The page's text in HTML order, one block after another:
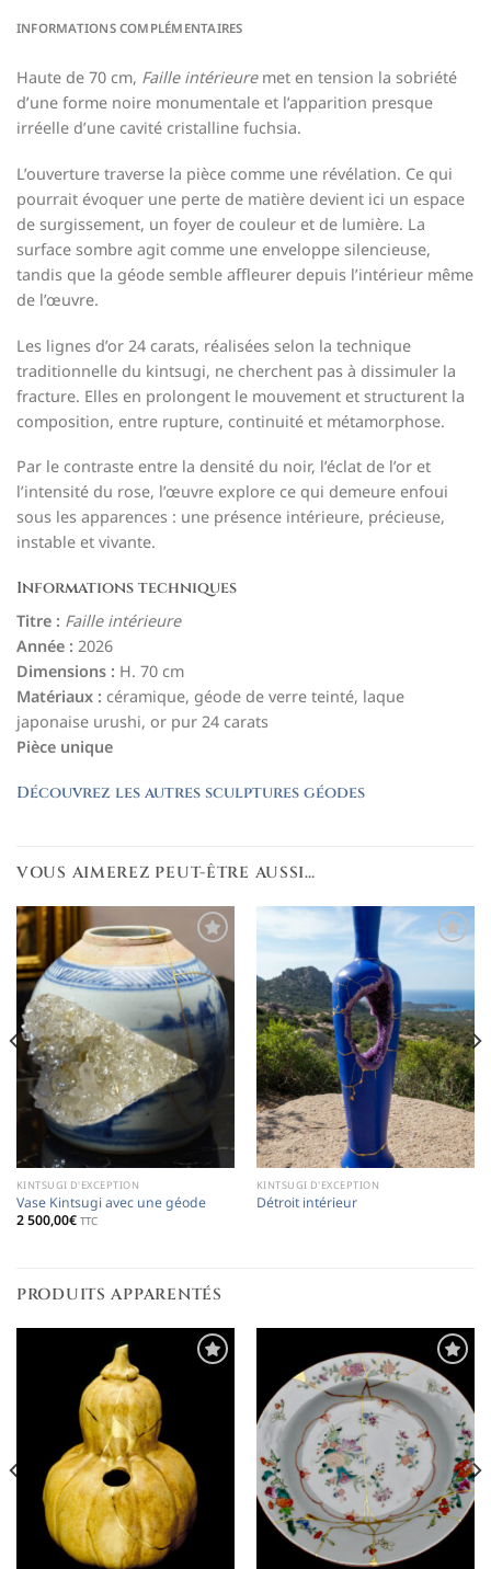
INFORMATIONS COMPLÉMENTAIRES
Haute de 70 cm, Faille intérieuremet en tension la sobriété
d’une forme noire monumentale et l’apparition presque
irréelle d’une cavité cristalline fuchsia.
L’ouverture traverse la pièce comme une révélation. Ce qui
pourrait évoquer une perte de matière devient ici un espace
de surgissement, un foyer de couleur et de lumière. La
surface sombre agit comme une enveloppe silencieuse,
tandis que la géode semble affleurer depuis l’intérieur même
de l’œuvre.
Les lignes d’or 24 carats, réalisées selon la technique
traditionnelle du kintsugi, ne cherchent pas à dissimuler la
fracture. Elles en prolongent le mouvement et structurent la
composition, entre rupture, continuité et métamorphose.
Par le contraste entre la densité du noir, l’éclat de l’or et
l’intensité du rose, l’œuvre explore ce qui demeure enfoui
sous les apparences : une présence intérieure, précieuse,
instable et vivante.
Informations techniques
Titre : Faille intérieure
Année : 2026
Dimensions : H. 70 cm
Matériaux : céramique, géode de verre teinté, laque
japonaise urushi, or pur 24 carats
Pièce unique
Découvrez les autres sculptures géodes
VOUS AIMEREZ PEUT-ÊTRE AUSSI…
Ajouter
à la
liste de
souhaits
KINTSUGI D'EXCEPTION
Vase Kintsugi avec une géode
2 500,00€ TTC
souhaits
KINTSUGI D'EXCEPTION
Détroit intérieur
PRODUITS APPARENTÉS
Ajouter
à la
liste de
souhaits